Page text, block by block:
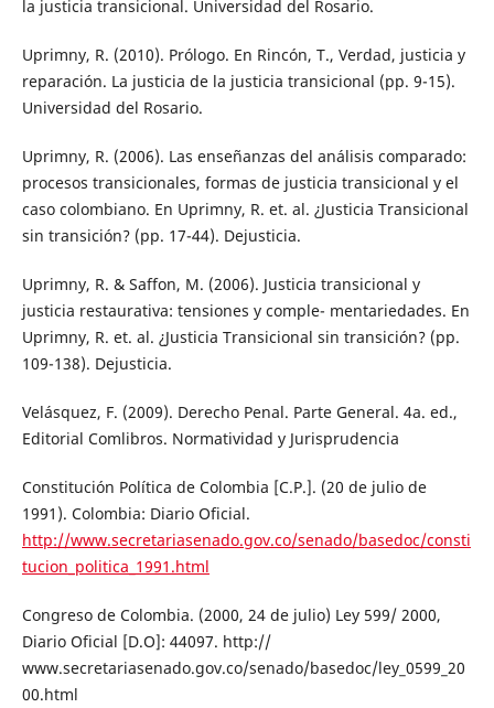
la justicia transicional. Universidad del Rosario.
Uprimny, R. (2010). Prólogo. En Rincón, T., Verdad, justicia y
reparación. La justicia de la justicia transicional (pp. 9-15).
Universidad del Rosario.
Uprimny, R. (2006). Las enseñanzas del análisis comparado:
procesos transicionales, formas de justicia transicional y el
caso colombiano. En Uprimny, R. et. al. ¿Justicia Transicional
sin transición? (pp. 17-44). Dejusticia.
Uprimny, R. & Saffon, M. (2006). Justicia transicional y
justicia restaurativa: tensiones y comple- mentariedades. En
Uprimny, R. et. al. ¿Justicia Transicional sin transición? (pp.
109-138). Dejusticia.
Velásquez, F. (2009). Derecho Penal. Parte General. 4a. ed.,
Editorial Comlibros. Normatividad y Jurisprudencia
Constitución Política de Colombia [C.P.]. (20 de julio de
1991). Colombia: Diario Oficial.
http://www.secretariasenado.gov.co/senado/basedoc/consti
tucion_politica_1991.html
Congreso de Colombia. (2000, 24 de julio) Ley 599/ 2000,
Diario Oficial [D.O]: 44097. http://
www.secretariasenado.gov.co/senado/basedoc/ley_0599_20
00.html